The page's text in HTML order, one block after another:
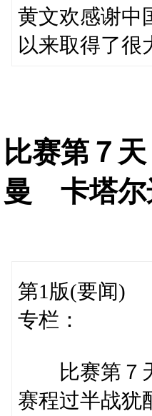
黄文欢感谢中
以来取得了很
比赛第７
曼 卡塔尔
第1版(要闻)
专栏：
比赛第７
赛程过半战犹